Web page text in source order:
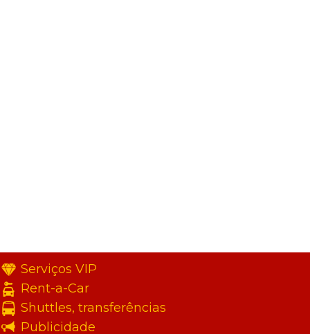
Serviços VIP
Rent-a-Car
Shuttles, transferências
Publicidade